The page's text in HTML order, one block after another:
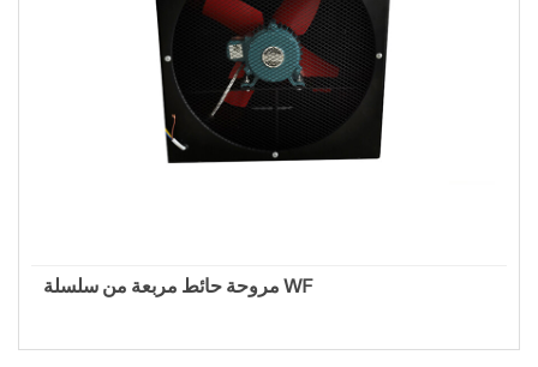
مروحة حائط مربعة من سلسلة WF